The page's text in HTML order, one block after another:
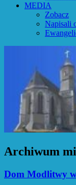
MEDIA
Zobacz
Napisali
Archiwum
Dom Modlitwy